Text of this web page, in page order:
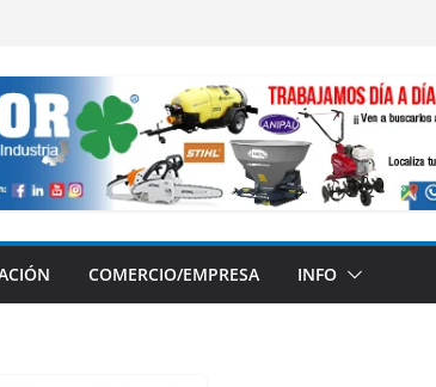
COMERCIO/EMPRESA INFO